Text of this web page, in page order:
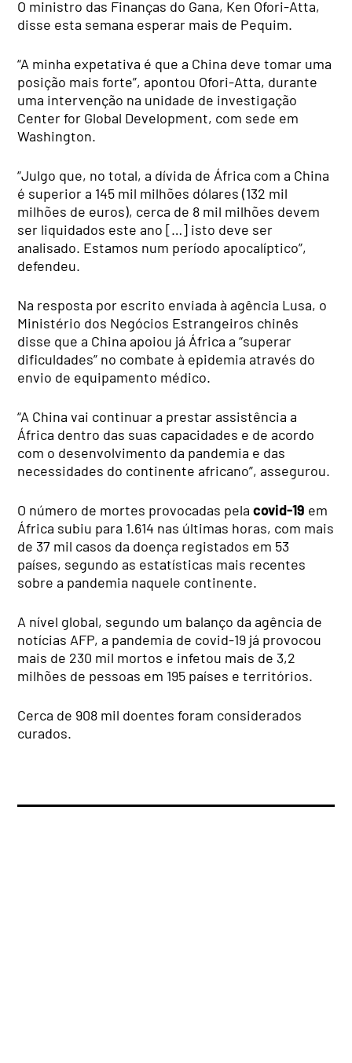
O ministro das Finanças do Gana, Ken Ofori-Atta,
disse esta semana esperar mais de Pequim.
“A minha expetativa é que a China deve tomar uma
posição mais forte”, apontou Ofori-Atta, durante
uma intervenção na unidade de investigação
Center for Global Development, com sede em
Washington.
“Julgo que, no total, a dívida de África com a China
é superior a 145 mil milhões dólares (132 mil
milhões de euros), cerca de 8 mil milhões devem
ser liquidados este ano […] isto deve ser
analisado. Estamos num período apocalíptico”,
defendeu.
Na resposta por escrito enviada à agência Lusa, o
Ministério dos Negócios Estrangeiros chinês
disse que a China apoiou já África a “superar
dificuldades” no combate à epidemia através do
envio de equipamento médico.
“A China vai continuar a prestar assistência a
África dentro das suas capacidades e de acordo
com o desenvolvimento da pandemia e das
necessidades do continente africano”, assegurou.
O número de mortes provocadas pelacovid-19 em
África subiu para 1.614 nas últimas horas, com mais
de 37 mil casos da doença registados em 53
países, segundo as estatísticas mais recentes
sobre a pandemia naquele continente.
A nível global, segundo um balanço da agência de
notícias AFP, a pandemia de covid-19 já provocou
mais de 230 mil mortos e infetou mais de 3,2
milhões de pessoas em 195 países e territórios.
Cerca de 908 mil doentes foram considerados
curados.